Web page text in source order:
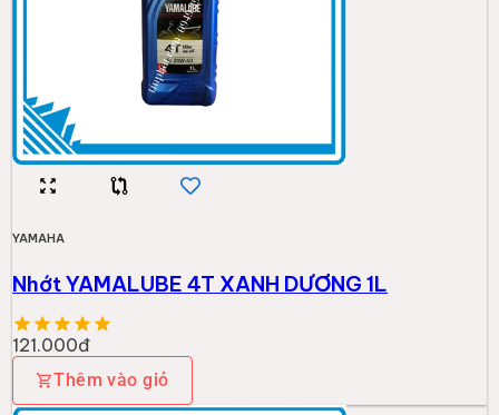
YAMAHA
Nhớt YAMALUBE 4T XANH DƯƠNG 1L
121.000đ
Thêm vào giỏ